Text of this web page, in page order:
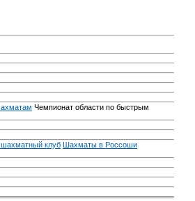
Чемпионат области по быстрым
шахматный клуб Шахматы в Россоши